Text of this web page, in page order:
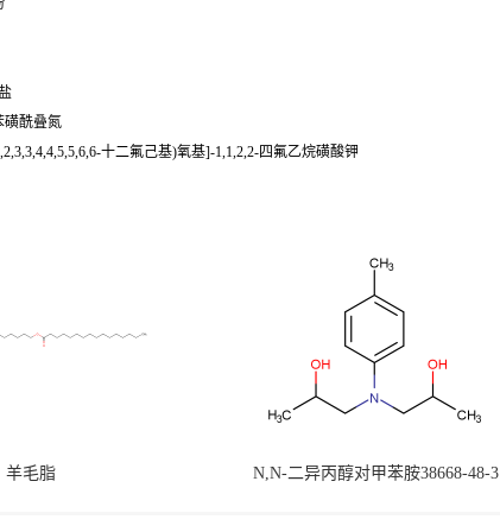
磺酰叠氮
十二氟己基)氧基]-1,1,2,2-四氟乙烷磺酸钾
羊毛脂 N,N-二异丙醇对甲苯胺38668-48-3